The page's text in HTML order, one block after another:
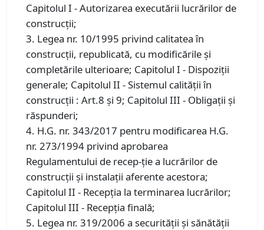
Capitolul I - Autorizarea executării lucrărilor de
construcţii;
3. Legea nr. 10/1995 privind calitatea în
construcții, republicată, cu modificările și
completările ulterioare; Capitolul I - Dispoziţii
generale; Capitolul II - Sistemul calităţii în
construcţii : Art.8 și 9; Capitolul III - Obligaţii şi
răspunderi;
4. H.G. nr. 343/2017 pentru modificarea H.G.
nr. 273/1994 privind aprobarea
Regulamentului de recep-ție a lucrărilor de
construcții și instalații aferente acestora;
Capitolul II - Recepţia la terminarea lucrărilor;
Capitolul III - Recepţia finală;
5. Legea nr. 319/2006 a securităţii şi sănătăţii